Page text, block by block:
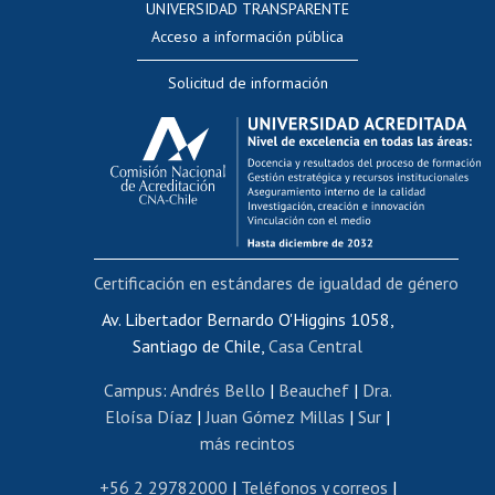
Evaluación docente
Calificación académica
Postulación al AUCAI
Funcionarias/os
Cursos internos de capacitación
Bienestar del personal
Portal de movilidad interna
Certificado de renta
Certificado de renta honorarios
Editar páginas blancas
Extranjeras/os
Revalidación y reconocimiento de títulos
UNIVERSIDAD TRANSPARENTE
Acceso a información pública
Solicitud de información
Av. Libertador Bernardo O'Higgins 1058,
Santiago de Chile, Casa Central
Campus: Andrés Bello | Beauchef| Dra.
Eloísa Díaz |Juan Gómez Millas | Sur |
más recintos
+56 2 29782000 | Teléfonos y correos |
Certificación en estándares de igualdad de género